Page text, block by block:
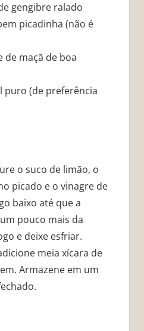
gengibre ralado
picadinha (não é
de maçã de boa
puro (de preferência
o suco de limão, o
picado e o vinagre de
baixo até que a
pouco mais da
e deixe esfriar.
meia xícara de
Armazene em um